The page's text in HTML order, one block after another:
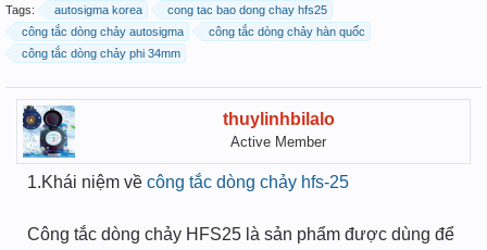
Tags: autosigma korea
cong tac bao dong chay hfs25
công tắc dòng chảy autosigma
công tắc dòng chảy hàn quốc
công tắc dòng chảy phi 34mm
thuylinhbilalo
Active Member
1.Khái niệm về công tắc dòng chảy hfs-25
Công tắc dòng chảy HFS25 là sản phẩm được dùng để